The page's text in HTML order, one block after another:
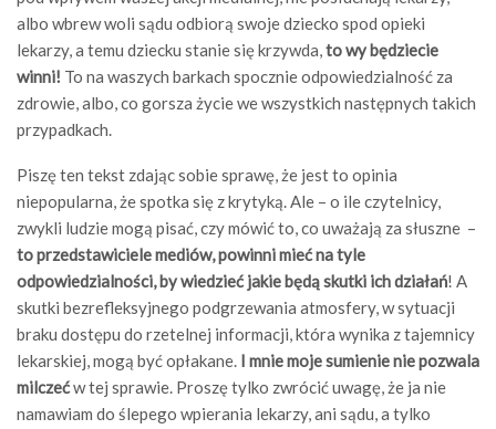
albo wbrew woli sądu odbiorą swoje dziecko spod opieki
lekarzy, a temu dziecku stanie się krzywda,to wy będziecie
winni! To na waszych barkach spocznie odpowiedzialność za
zdrowie, albo, co gorsza życie we wszystkich następnych takich
przypadkach.
Piszę ten tekst zdając sobie sprawę, że jest to opinia
niepopularna, że spotka się z krytyką. Ale – o ile czytelnicy,
zwykli ludzie mogą pisać, czy mówić to, co uważają za słuszne –
to przedstawiciele mediów, powinni mieć na tyle
odpowiedzialności, by wiedzieć jakie będą skutki ich działań! A
skutki bezrefleksyjnego podgrzewania atmosfery, w sytuacji
braku dostępu do rzetelnej informacji, która wynika z tajemnicy
lekarskiej, mogą być opłakane. I mnie moje sumienie nie pozwala
milczećw tej sprawie. Proszę tylko zwrócić uwagę, że ja nie
namawiam do ślepego wpierania lekarzy, ani sądu, a tylko